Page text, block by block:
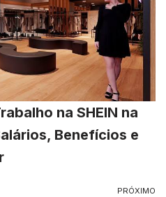
na SHEIN na
Benefícios e
PRÓXIMO